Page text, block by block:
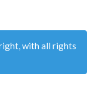
with all rights